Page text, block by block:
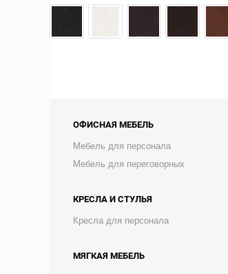
ОФИСНАЯ МЕБЕЛЬ
Мебель для персонала
Мебель для переговорных
КРЕСЛА И СТУЛЬЯ
Кресла для персонала
МЯГКАЯ МЕБЕЛЬ